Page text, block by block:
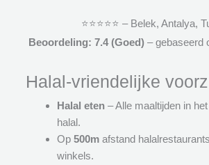
⭐️⭐️⭐️⭐️⭐️ – Belek, Antalya,
Beoordeling: 7.4 (Goed)– gebaseerd
Halal-vriendelijke
Halal eten – Alle maaltijden in
halal.
Op500m afstand
winkels.